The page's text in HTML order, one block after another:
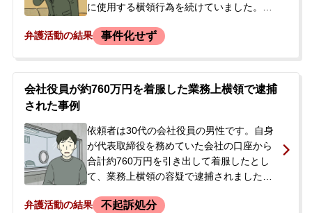
に使用する横領行為を続けていました。産
の事実を指摘する通知書が届き、解雇され
れば刑事事件化する可能性も示唆されてい
ました。依頼者は一部を支払ったものの、
相談しました。
弁護活動の結果 事件化せず
会社役員が約760万円を着服した業務上横領で逮捕
された事例
依頼者は30代の会社役員の男性です。自身
が代表取締役を務めていた会社の口座から
合計約760万円を引き出して着服したとし
て、業務上横領の容疑で逮捕されました。
ていましたが、依頼者は引き出した金銭の
弁護活動の結果 不起訴処分